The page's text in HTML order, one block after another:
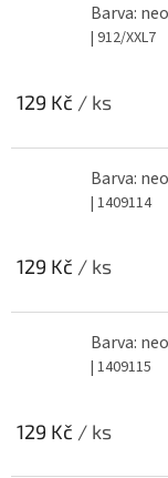
Barva:
| 912/XXL7
129 Kč / ks
Barva:
| 1409114
129 Kč / ks
Barva:
| 1409115
129 Kč / ks